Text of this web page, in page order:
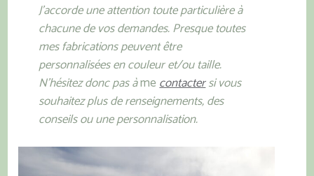
J’accorde une attention toute particulière à
chacune de vos demandes. Presque toutes
mes fabrications peuvent être
personnalisées en couleur et/ou taille.
N’hésitez donc pas àmecontactersi vous
souhaitez plus de renseignements, des
conseils ou une personnalisation.